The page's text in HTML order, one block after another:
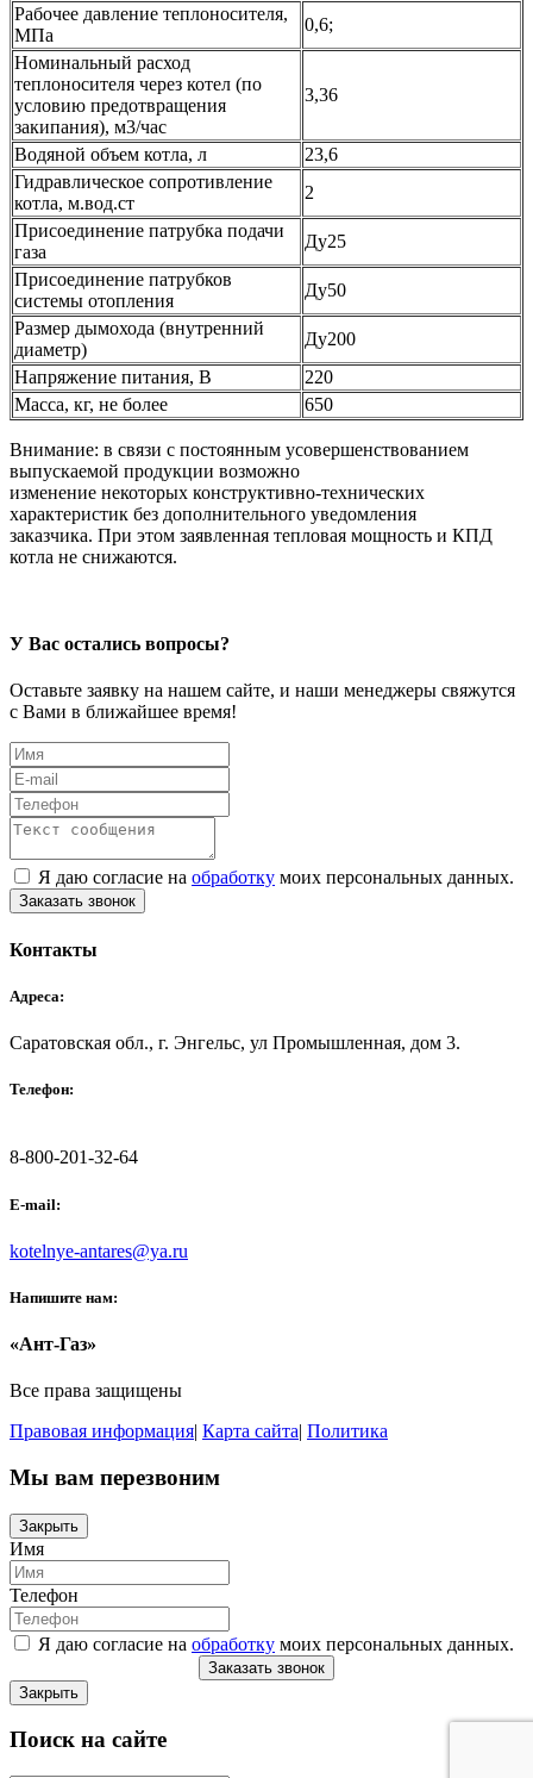
Рабочее давление теплоносителя,
МПа
0,6;
Номинальный расход
теплоносителя через котел (по
условию предотвращения
закипания), м3/час
3,36
Водяной объем котла, л
23,6
Гидравлическое сопротивление
котла, м.вод.ст
2
Присоединение патрубка подачи
газа
Ду25
Присоединение патрубков
системы отопления
Ду50
Размер дымохода (внутренний
диаметр)
Ду200
Напряжение питания, В
220
Масса, кг, не более
650
Внимание: в связи с постоянным усовершенствованием
выпускаемой продукции возможно
изменение некоторых конструктивно-технических
характеристик без дополнительного уведомления
заказчика. При этом заявленная тепловая мощность и КПД
котла не снижаются.
У Вас остались вопросы?
Оставьте заявку на нашем сайте, и наши менеджеры свяжутся
с Вами в ближайшее время!
Я даю согласие на обработку моих персональных данных.
Заказать звонок
Контакты
Адреса:
Саратовская обл., г. Энгельс, ул Промышленная, дом 3.
Телефон:
8-800-201-32-64
E-mail:
kotelnye-antares@ya.ru
Напишите нам:
«Ант-Газ»
Все права защищены
Правовая информация| Карта сайта| Политика
Мы вам перезвоним
Закрыть
Имя
Телефон
Я даю согласие на обработку моих персональных данных.
Заказать звонок
Закрыть
Поиск на сайте